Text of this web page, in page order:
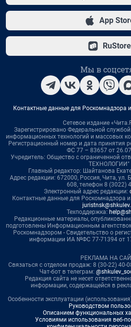
App
RuStore
Мы в
Контактные данные для Роскомнадзора
Сетевое издание
Зарегистрировано Федеральной
информационных технологий и массовых
Регистрационный номер и дата принятия
ФС 77 – 83657 от
Учредитель: Общество с ограниченной
ТЕХНОЛОГИИ"
Главный редактор: Шайтанова
Адрес редакции: 672000, Россия, Чита, ул.
608, телефон 8 (3022)
Электронный адрес редакции:
Контактные данные для Роскомнадзора и
Техподдержка:
Редакционные материалы,
подготовлены Информационным
Роскомнадзором - Свидетельство о
информации ИА №ФС 77-71394 от
РЕКЛАМА НА
Связаться с отделом продаж: 8 (30-22) 40-
Чат-бот в телеграм:
Редакция сайта не несет
информации, содержащейся в
Особенности эксплуатации
Руководством
Описанием функциональных
Условиями использования веб-